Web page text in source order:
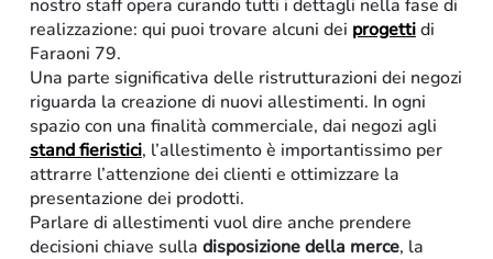
nostro staff opera curando tutti i dettagli nella fase di
realizzazione: qui puoi trovare alcuni dei progettidi
Faraoni 79.
Una parte significativa delle ristrutturazioni dei negozi
riguarda la creazione di nuovi allestimenti. In ogni
spazio con una finalità commerciale, dai negozi agli
stand fieristici, l’allestimento è importantissimo per
attrarre l’attenzione dei clienti e ottimizzare la
presentazione dei prodotti.
Parlare di allestimenti vuol dire anche prendere
decisioni chiave sulla disposizione della merce, la